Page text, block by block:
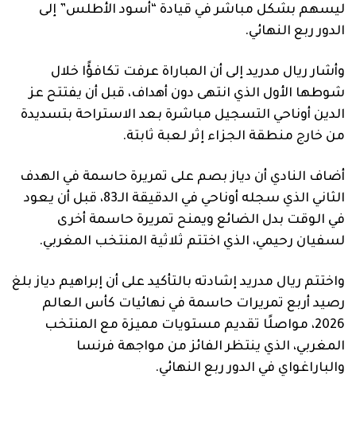
ليسهم بشكل مباشر في قيادة “أسود الأطلس” إلى
الدور ربع النهائي.
وأشار ريال مدريد إلى أن المباراة عرفت تكافؤًا خلال
شوطها الأول الذي انتهى دون أهداف، قبل أن يفتتح عز
الدين أوناحي التسجيل مباشرة بعد الاستراحة بتسديدة
من خارج منطقة الجزاء إثر لعبة ثابتة.
أضاف النادي أن دياز بصم على تمريرة حاسمة في الهدف
الثاني الذي سجله أوناحي في الدقيقة الـ83، قبل أن يعود
في الوقت بدل الضائع ويمنح تمريرة حاسمة أخرى
لسفيان رحيمي، الذي اختتم ثلاثية المنتخب المغربي.
واختتم ريال مدريد إشادته بالتأكيد على أن إبراهيم دياز بلغ
رصيد أربع تمريرات حاسمة في نهائيات كأس العالم
2026، مواصلًا تقديم مستويات مميزة مع المنتخب
المغربي، الذي ينتظر الفائز من مواجهة فرنسا
والباراغواي في الدور ربع النهائي.